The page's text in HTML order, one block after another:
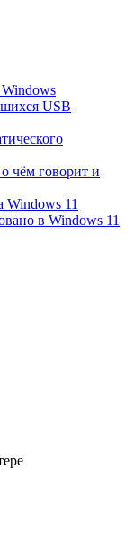
USB
чём говорит и
Windows 11
в Windows 11